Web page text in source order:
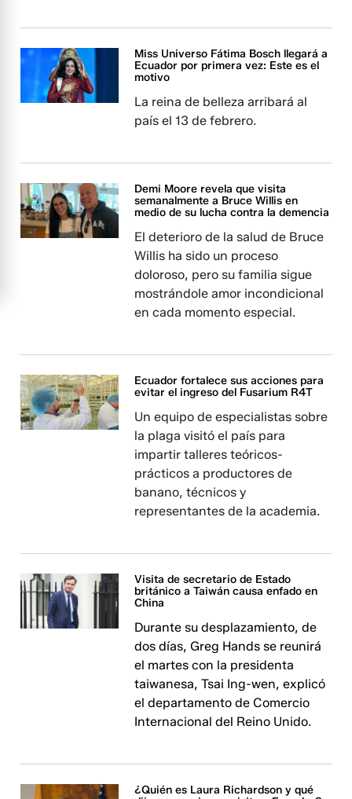
Miss Universo Fátima Bosch llegará a
Ecuador por primera vez: Este es el
motivo
La reina de belleza arribará al
país el 13 de febrero.
Demi Moore revela que visita
semanalmente a Bruce Willis en
medio de su lucha contra la demencia
El deterioro de la salud de Bruce
Willis ha sido un proceso
doloroso, pero su familia sigue
mostrándole amor incondicional
en cada momento especial.
Ecuador fortalece sus acciones para
evitar el ingreso del Fusarium R4T
Un equipo de especialistas sobre
la plaga visitó el país para
impartir talleres teóricos-
prácticos a productores de
banano, técnicos y
representantes de la academia.
Visita de secretario de Estado
británico a Taiwán causa enfado en
China
Durante su desplazamiento, de
dos días, Greg Hands se reunirá
el martes con la presidenta
taiwanesa, Tsai Ing-wen, explicó
el departamento de Comercio
Internacional del Reino Unido.
¿Quién es Laura Richardson y qué